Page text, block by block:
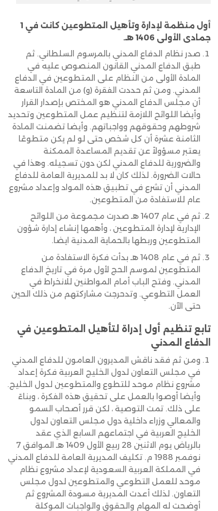
أول منظمة لإدارة وتأهيل المتطوعين كانت في 1
جمادى الأولى 1406 هـ.
صدر نظام الدفاع المدني بالمرسوم السلطاني. ثم
طبق الدفاع المدني القانون المنصوص عليه في
المادة الأولى من النظام على المتطوعين في الدفاع
المدني. ومن ثم حددت الفقرة (و) من المادة التاسعة
أن مجلس الدفاع المدني هو المختص بإصدار القرار
وأيضا اللوائح اللازمة لتنظيم عمل المتطوعين وتحديد
شروطهم وحقوقهم وواجباتهم. وأيضا تضمنت المادة
الثامنة عشرة أن كل شخص حتى لو لم يكن متطوعًا
يعتبر مسؤولاً عن تقديم المساعدة الممكنة
والضرورية للدفاع المدني لكن دون تسجيله. وهذا في
حالات الضرورة. لذلك كان لا بد للمديرية العامة للدفاع
المدني أن تشرع في تطبيق هذه المواد وإعداد مشروع
عام للاستفادة من المتطوعين.
ثم في عام 1407 هـ صدرت مجموعة من اللوائح
الإدارية لإدارة المتطوعين ، وأهمها إنشاء إدارة شؤون
المتطوعين وربطها بالحماية المدنية ايضا.
ثم في عام 1408 هـ بدأت فكرة الاستفادة من
المتطوعين لموسم الحج لأول مرة في تاريخ الدفاع
المدني. وفتح الباب أمام المواطنين للانخراط في
العمل التطوعي. وتدحرجت مشاركتهم من ذلك الحين
حتى الآن.
تابع تنظيم أول إدراة لتأهيل المتطوعين في
الدفاع المدني
ومن ثم فقد ناقش المديرون العامون للدفاع المدني
في مجلس التعاون لدول الخليج العربية فكرة إعداد
مشروع نظام موحد للتطوع والمتطوعين لدول الخليج.
وأيضا أوصوا بالعمل على تحقيق هذه الفكرة ، وبناءً
على ذلك. تمت التوصية ، لكن قرر أصحاب السمو
والمعالي وزراء داخلية دول مجلس التعاون لدول
الخليج العربية في اجتماعهم السابع الذي عقد
بالرياض يوم الاثنين 28 ربيع الأول 1409 هـ الموافق 7
نوفمبر 1988 م. تكليف المديرية العامة للدفاع المدني
في المملكة العربية السعودية لإعداد مشروع نظام
موحد للعمل التطوعي والمتطوعين لدول مجلس
التعاون. لذلك أعدت المديرية مسودة المشروع ثم
أوضحت له المهام والحقوق والواجبات الموكلة